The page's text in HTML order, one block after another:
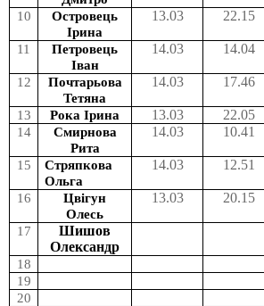
10
Островець
Ірина
13.03 22.15
11
Петровець
Іван
14.03 14.04
12
Почтарьова
Тетяна
14.03 17.46
13 Рока Ірина 13.03 22.05
14
Смирнова
Рита
14.03 10.41
15
Стряпкова
Ольга
14.03 12.51
16
Цвігун
Олесь
13.03 20.15
17
Шишов
Олександр
18
19
20